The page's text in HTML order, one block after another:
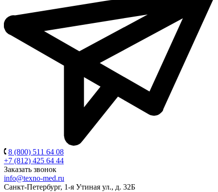
8 (800) 511 64 08
+7 (812) 425 64 44
Заказать звонок
info@texno-med.ru
Санкт-Петербург, 1-я Утиная ул., д. 32Б